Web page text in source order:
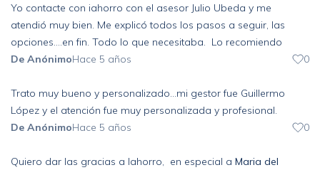
Yo contacte con iahorro con el asesor Julio Ubeda y me
atendió muy bien. Me explicó todos los pasos a seguir, las
opciones....en fin. Todo lo que necesitaba. Lo recomiendo
De AnónimoHace 5 años 0
Trato muy bueno y personalizado...mi gestor fue Guillermo
López y el atención fue muy personalizada y profesional.
De AnónimoHace 5 años 0
Quiero dar las gracias a Iahorro, en especial a Maria del